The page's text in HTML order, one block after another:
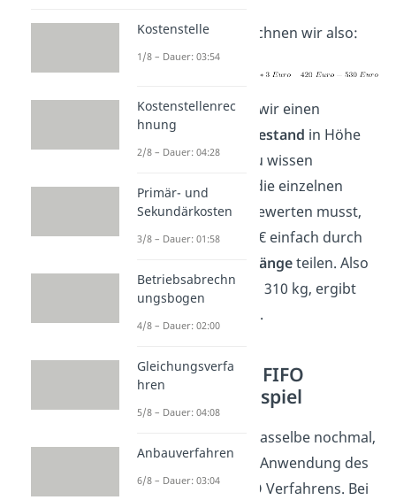
In unserem Fall rechnen wir also:
Dadurch erhalten wir einen
bewerteten Restbestand in Höhe
von 530€. Wenn du wissen
möchtest, wie du die einzelnen
Abgänge jeweils bewerten musst,
kannst du die 530 € einfach durch
gesamten Abgängeteilen. Also
530 € geteilt durch 310 kg, ergibt
.
Permanentes FIFO
Verfahren Beispiel
Jetzt machen wir dasselbe nochmal,
nur diesmal unter Anwendung des
permanenten
FIFO Verfahrens. Bei
Kostenstelle
1/8 – Dauer: 03:54
Kostenstellenrec
hnung
2/8 – Dauer: 04:28
Primär- und
Sekundärkosten
3/8 – Dauer: 01:58
Betriebsabrechn
ungsbogen
4/8 – Dauer: 02:00
Gleichungsverfa
hren
5/8 – Dauer: 04:08
Anbauverfahren
6/8 – Dauer: 03:04